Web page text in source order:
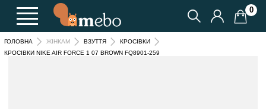
0
ГОЛОВНА ЖІНКАМ ВЗУТТЯ
КРОСІВКИ
КРОСІВКИ NIKE AIR FORCE 1 07 BROWN FQ8901-259